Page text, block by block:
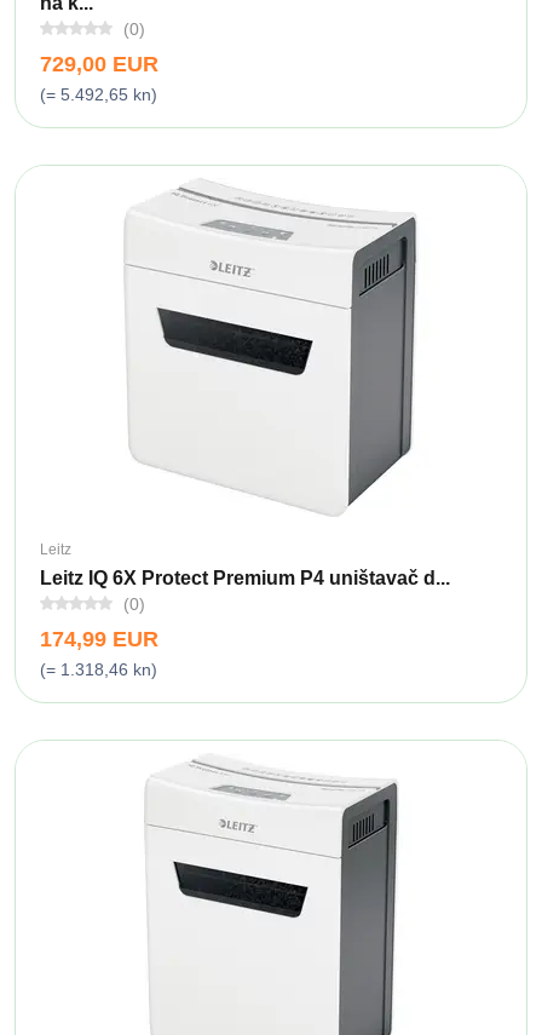
(0)
729,00 EUR
(= 5.492,65 kn)
Leitz
Leitz IQ 6X Protect Premium P4 uništavač d...
(0)
174,99 EUR
(= 1.318,46 kn)